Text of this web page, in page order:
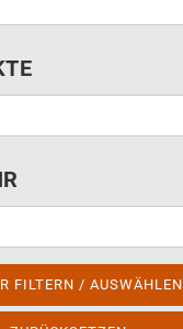
FILTERN / AUSWÄHLEN